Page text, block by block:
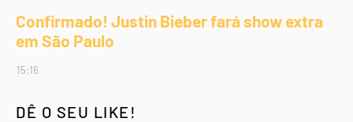
Confirmado! Justin Bieber fará show extra
em São Paulo
15:16
DÊ O SEU LIKE!